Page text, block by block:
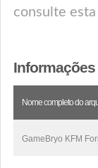
consulte
Nome completo do
GameBryo KFM